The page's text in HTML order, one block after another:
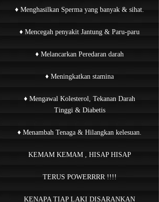
♦ Menghasilkan Sperma yang banyak & sihat.
♦ Mencegah penyakit Jantung & Paru-paru
♦ Melancarkan Peredaran darah
♦ Meningkatkan stamina
♦ Mengawal Kolesterol, Tekanan Darah
Tinggi & Diabetis
♦ Menambah Tenaga & Hilangkan kelesuan.
KEMAM KEMAM , HISAP HISAP
TERUS POWERRRR !!!!
KENAPA TIAP LAKI DISARANKAN